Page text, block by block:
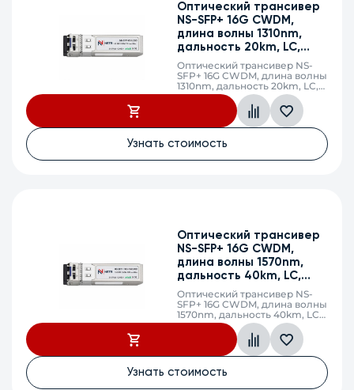
Оптический трансивер
NS-SFP+ 16G CWDM,
длина волны 1310nm,
дальность 20km, LC,
DDM
Оптический трансивер NS-
SFP+ 16G CWDM, длина волны
1310nm, дальность 20km, LC,
DDM
Узнать стоимость
Оптический трансивер
NS-SFP+ 16G CWDM,
длина волны 1570nm,
дальность 40km, LC,
DDM
Оптический трансивер NS-
SFP+ 16G CWDM, длина волны
1570nm, дальность 40km, LC,
DDM
Узнать стоимость